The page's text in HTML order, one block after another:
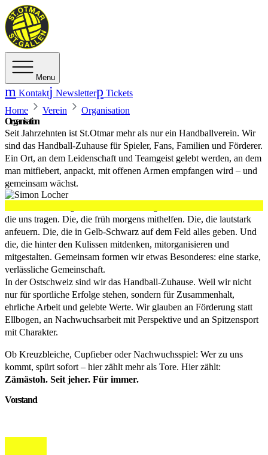
Menu
Kontakt Newsletter
Tickets
Home
Verein
Organisation
Organisation
Seit Jahrzehnten ist St.Otmar mehr als nur ein Handballverein. Wir
sind das Handball-Zuhause für Spieler, Fans, Familien und Förderer.
Ein Ort, an dem Leidenschaft und Teamgeist gelebt werden, an dem
man mitfiebert, anpackt, mit offenen Armen empfangen wird – und
gemeinsam wächst.
die uns tragen. Die, die früh morgens mithelfen. Die, die lautstark
anfeuern. Die, die in Gelb-Schwarz auf dem Feld alles geben. Und
die, die hinter den Kulissen mitdenken, mitorganisieren und
mitgestalten. Gemeinsam formen wir etwas Besonderes: eine starke,
verlässliche Gemeinschaft.
In der Ostschweiz sind wir das Handball-Zuhause. Weil wir nicht
nur für sportliche Erfolge stehen, sondern für Zusammenhalt,
ehrliche Arbeit und gelebte Werte. Wir glauben an Förderung statt
Ellbogen, an Nachwuchsarbeit mit Perspektive und an Spitzensport
mit Charakter.
Ob Kreuzbleiche, Cupfieber oder Nachwuchsspiel: Wer zu uns
kommt, spürt sofort – hier zählt mehr als Tore. Hier zählt:
Zämästoh. Seit jeher. Für immer.
Vorstand